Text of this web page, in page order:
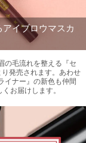
イブロウマスカ
の毛流れを整える『セ
発売されます。あわせ
イナー』の新色も仲間
お届けします。